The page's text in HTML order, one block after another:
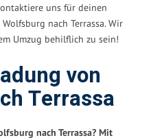
uns für deinen
nach Terrassa. Wir
Umzug behilflich zu sein!
von
Terrassa
nach Terrassa? Mit